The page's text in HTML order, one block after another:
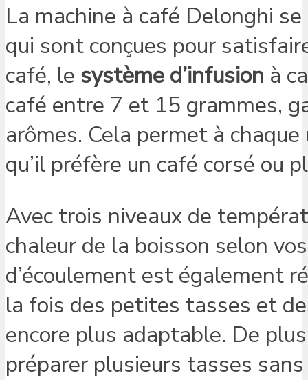
La machine à café Delonghi
qui sont conçues pour
café, le système d’infusion à
café entre 7 et 15 grammes,
arômes. Cela permet à
qu’il préfère un café corsé ou
Avec trois niveaux de
chaleur de la boisson selon
d’écoulement est également
la fois des petites tasses et
encore plus adaptable. De
préparer plusieurs tasses